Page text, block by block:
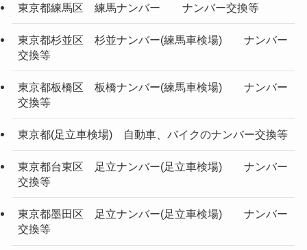
東京都練馬区 練馬ナンバー ナンバー交換等
東京都杉並区 杉並ナンバー(練馬車検場) ナンバー
交換等
東京都板橋区 板橋ナンバー(練馬車検場) ナンバー
交換等
東京都(足立車検場) 自動車、バイクのナンバー交換等
東京都台東区 足立ナンバー(足立車検場) ナンバー
交換等
東京都墨田区 足立ナンバー(足立車検場) ナンバー
交換等